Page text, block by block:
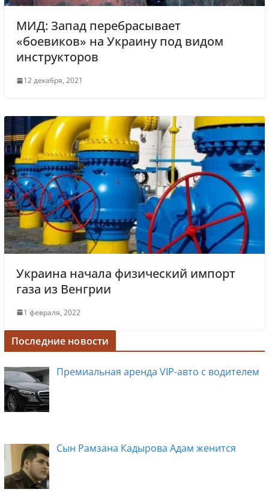
МИД: Запад перебрасывает
«боевиков» на Украину под видом
инструкторов
12 декабря, 2021
Украина начала физический импорт
газа из Венгрии
1 февраля, 2022
Последние новости
Премиальная аренда VIP-авто с водителем
Сын Рамзана Кадырова Адам женится